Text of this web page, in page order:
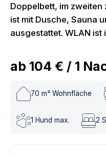
Doppelbett, im zweiten
ist mit Dusche, Sauna
ausgestattet. WLAN ist
ab 104 € / 1
70 m² Wohnfläche
1 Hund max. 2